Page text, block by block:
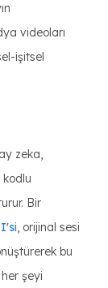
videoları
işitsel
zeka,
Bir
, orijinal sesi
bu
şeyi